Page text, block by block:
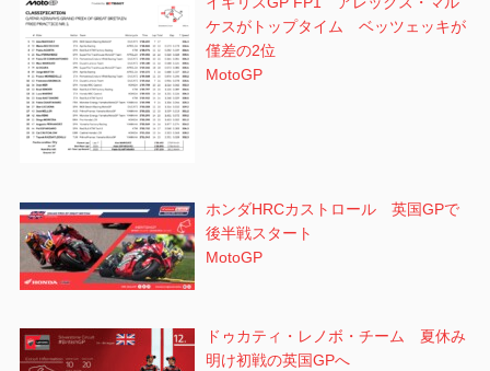
ケスがトップタイム ベッツェッキが
僅差の2位
MotoGP
ホンダHRCカストロール 英国GPで
後半戦スタート
MotoGP
ドゥカティ・レノボ・チーム 夏休み
明け初戦の英国GPへ